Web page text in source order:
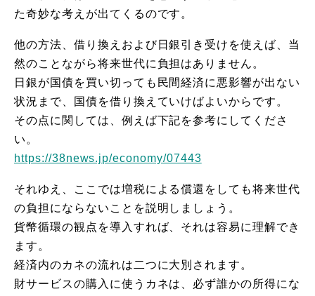
た奇妙な考えが出てくるのです。
他の方法、借り換えおよび日銀引き受けを使えば、当
然のことながら将来世代に負担はありません。
日銀が国債を買い切っても民間経済に悪影響が出ない
状況まで、国債を借り換えていけばよいからです。
その点に関しては、例えば下記を参考にしてくださ
い。
https://38news.jp/economy/07443
それゆえ、ここでは増税による償還をしても将来世代
の負担にならないことを説明しましょう。
貨幣循環の観点を導入すれば、それは容易に理解でき
ます。
経済内のカネの流れは二つに大別されます。
財サービスの購入に使うカネは、必ず誰かの所得にな